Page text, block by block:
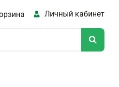
Личный кабинет